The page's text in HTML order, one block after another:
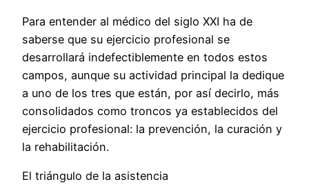
Para entender al médico del siglo XXI ha de
saberse que su ejercicio profesional se
desarrollará indefectiblemente en todos estos
campos, aunque su actividad principal la dedique
a uno de los tres que están, por así decirlo, más
consolidados como troncos ya establecidos del
ejercicio profesional: la prevención, la curación y
la rehabilitación.
El triángulo de la asistencia